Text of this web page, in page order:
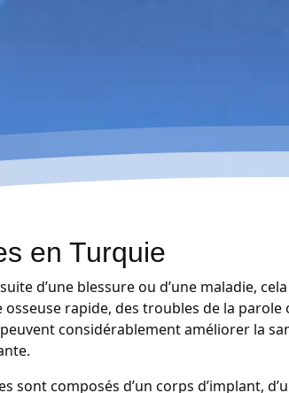
en Turquie
d’une blessure ou d’une maladie,
osseuse rapide, des troubles de la
considérablement améliorer la
sont composés d’un corps d’implant,